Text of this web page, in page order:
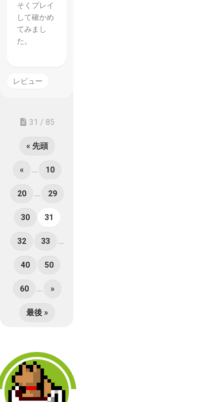
そくプレイ
して確かめ
てみまし
た。
レビュー
31 / 85
« 先頭
« ... 10
20 ... 29
30 31
32 33 ...
40 50
60 ... »
最後 »